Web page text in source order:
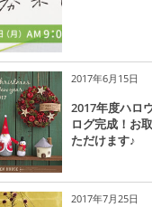
2017年6月15日
2017年度ハロ
ログ完成！お
ただけます♪
2017年7月25日